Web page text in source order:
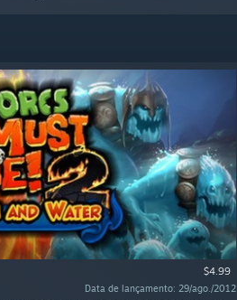
$4.99
Data de lançamento: 29/ago./2012